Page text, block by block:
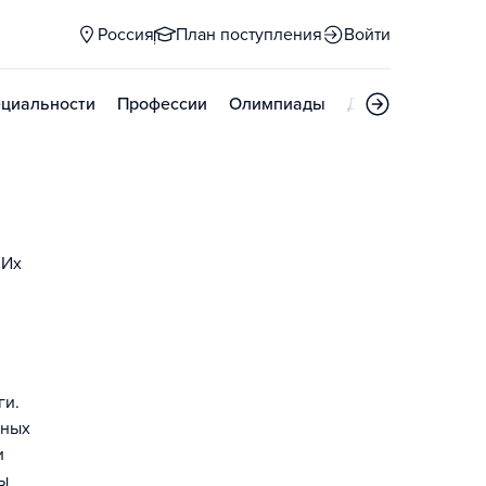
Россия План поступления Войти
Профессии Олимпиады Дни открытых